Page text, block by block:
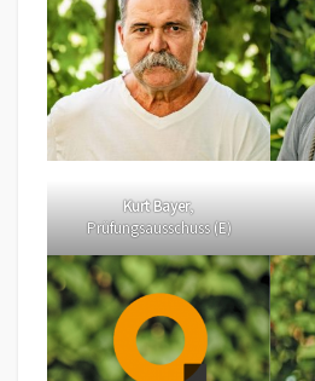
Kurt Bayer,
Prüfungsausschuss (E)